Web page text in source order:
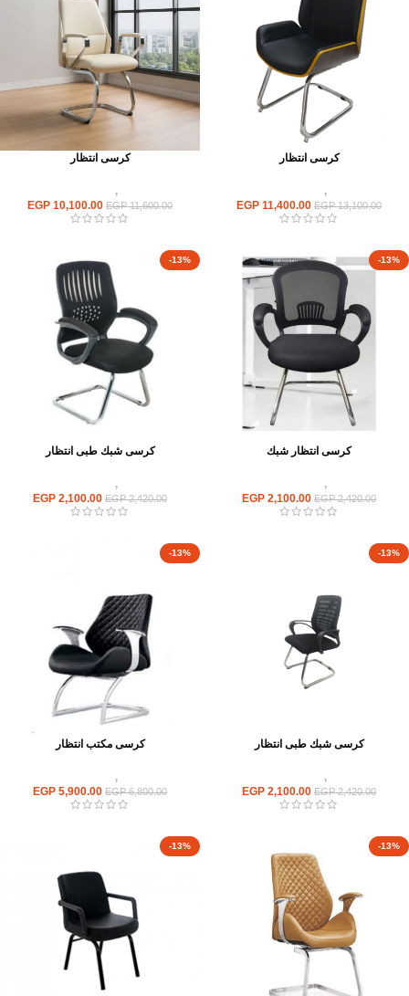
كرسى انتظار
,
EGP13,100.00
EGP 11,400.00
كرسى انتظار
,
EGP11,600.00
EGP 10,100.00
-13%
كرسى انتظار شبك
,
EGP2,420.00
EGP 2,100.00
-13%
كرسى شبك طبى انتظار
,
EGP2,420.00
EGP 2,100.00
-13%
كرسى شبك طبى انتظار
,
EGP2,420.00
EGP 2,100.00
-13%
كرسى مكتب انتظار
,
EGP6,800.00
EGP 5,900.00
-13%
-13%